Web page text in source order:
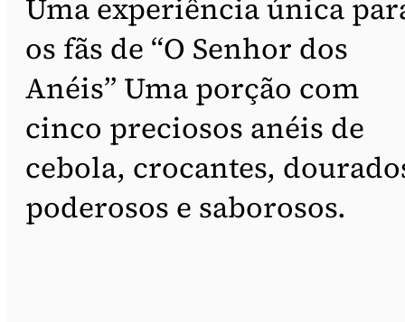
Uma experiência única
os fãs de “O Senhor dos
Anéis” Uma porção com
cinco preciosos anéis de
cebola, crocantes,
poderosos e saborosos.